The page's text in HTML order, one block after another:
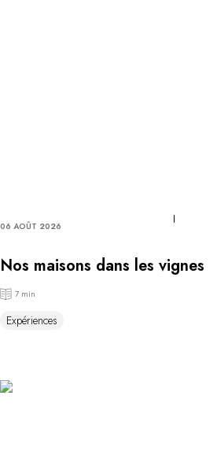
06 AOÛT 2026
Nos maisons dans les vignes
7 min
Expériences